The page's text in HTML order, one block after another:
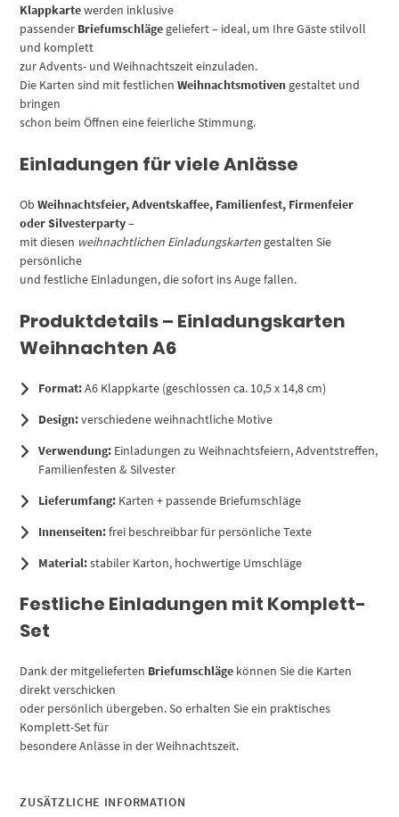
Klappkartewerden inklusive
passender Briefumschläge geliefert – ideal, um Ihre Gäste stilvoll
und komplett
zur Advents- und Weihnachtszeit einzuladen.
Die Karten sind mit festlichenWeihnachtsmotiven gestaltet und
bringen
schon beim Öffnen eine feierliche Stimmung.
Einladungen für viele Anlässe
ObWeihnachtsfeier, Adventskaffee, Familienfest, Firmenfeier
oder Silvesterparty–
mit diesen weihnachtlichen Einladungskarten gestalten Sie
persönliche
und festliche Einladungen, die sofort ins Auge fallen.
Produktdetails – Einladungskarten
Weihnachten A6
Format:A6 Klappkarte (geschlossen ca. 10,5 x 14,8 cm)
Design:verschiedene weihnachtliche Motive
Verwendung: Einladungen zu Weihnachtsfeiern, Adventstreffen,
Familienfesten & Silvester
Lieferumfang: Karten + passende Briefumschläge
Innenseiten:frei beschreibbar für persönliche Texte
Material:stabiler Karton, hochwertige Umschläge
Festliche Einladungen mit Komplett-
Set
Dank der mitgelieferten Briefumschläge können Sie die Karten
direkt verschicken
oder persönlich übergeben. So erhalten Sie ein praktisches
Komplett-Set für
besondere Anlässe in der Weihnachtszeit.
ZUSÄTZLICHE INFORMATION